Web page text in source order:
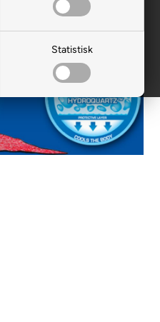
Statistisk